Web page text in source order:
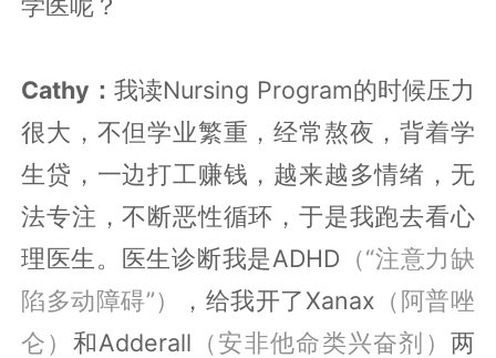
Cathy：我读Nursing Program的时候压力
很大，不但学业繁重，经常熬夜，背着学
生贷，一边打工赚钱，越来越多情绪，无
法专注，不断恶性循环，于是我跑去看心
理医生。医生诊断我是ADHD （“注意力缺
陷多动障碍”）
，给我开了Xanax （阿普唑
仑） 和Adderall （安非他命类兴奋剂） 两